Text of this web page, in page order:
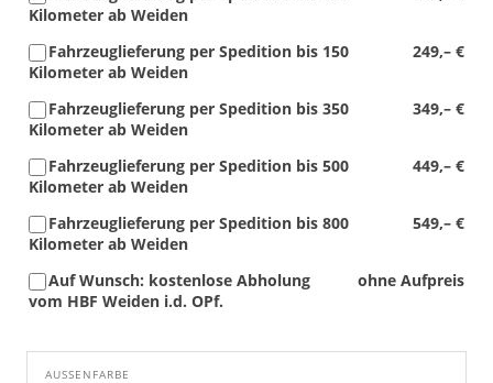
Kilometer ab Weiden
249,– €
Fahrzeuglieferung per Spedition bis 150
Kilometer ab Weiden
349,– €
Fahrzeuglieferung per Spedition bis 350
Kilometer ab Weiden
449,– €
Fahrzeuglieferung per Spedition bis 500
Kilometer ab Weiden
549,– €
Fahrzeuglieferung per Spedition bis 800
Kilometer ab Weiden
ohne Aufpreis
Auf Wunsch: kostenlose Abholung
vom HBF Weiden i.d. OPf.
AUSSENFARBE